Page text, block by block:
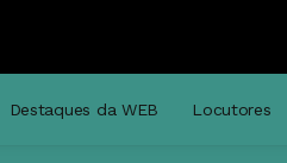
Destaques da WEB Locutores